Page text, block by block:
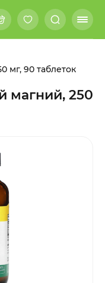
мг, 90 таблеток
магний, 250